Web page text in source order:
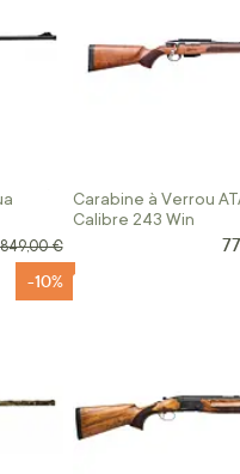
Prix normal
849,00 €
Carabine à Verrou
Calibre 243 Win
-10%